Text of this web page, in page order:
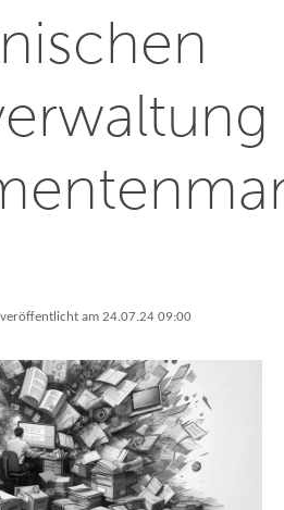
veröffentlicht am 24.07.24 09:00